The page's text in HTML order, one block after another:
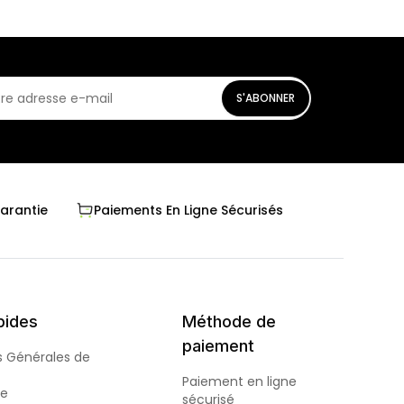
S'ABONNER
Paiements En Ligne Sécurisés
Générales de
Méthode de
paiement
Paiement en ligne
sécurisé